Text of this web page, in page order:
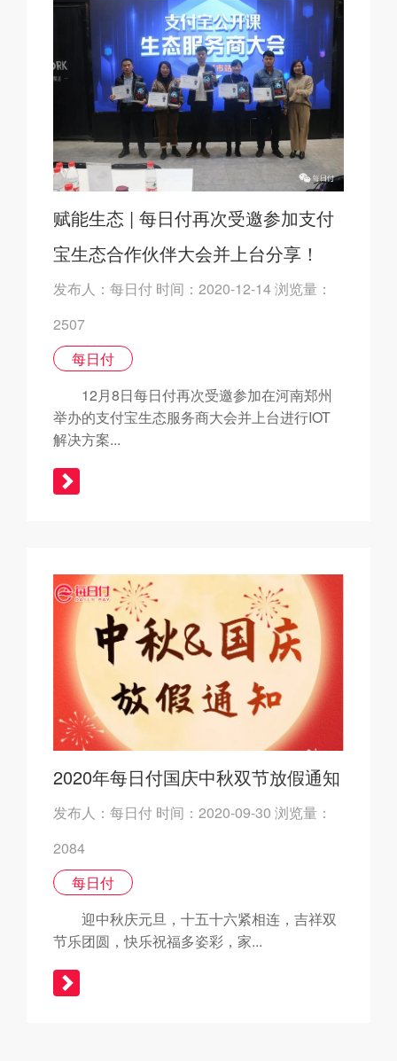
赋能生态 | 每日付再次受邀参加支付
宝生态合作伙伴大会并上台分享！
发布人：每日付 时间：2020-12-14 浏览量：
2507
每日付
12月8日每日付再次受邀参加在河南郑州
举办的支付宝生态服务商大会并上台进行IOT
解决方案...
2020年每日付国庆中秋双节放假通知
发布人：每日付 时间：2020-09-30 浏览量：
2084
每日付
迎中秋庆元旦，十五十六紧相连，吉祥双
节乐团圆，快乐祝福多姿彩，家...